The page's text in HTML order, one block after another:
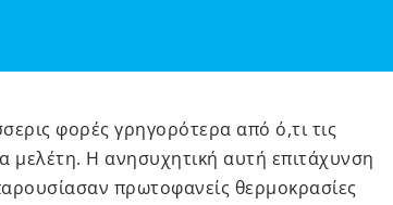
φορές γρηγορότερα από ό,τι τις
μελέτη. Η ανησυχητική αυτή επιτάχυνση
πρωτοφανείς θερμοκρασίες